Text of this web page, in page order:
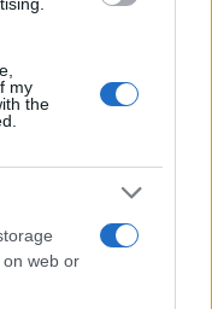
my
the
web or
social. Actualidad,